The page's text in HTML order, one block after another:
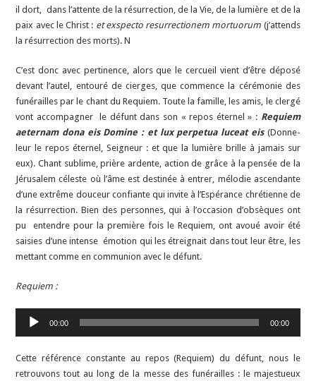
il dort, dans l’attente de la résurrection, de la Vie, de la lumière et de la
paix avec le Christ : et exspecto resurrectionem mortuorum (j’attends
la résurrection des morts). N
C’est donc avec pertinence, alors que le cercueil vient d’être déposé
devant l’autel, entouré de cierges, que commence la cérémonie des
funérailles par le chant du Requiem. Toute la famille, les amis, le clergé
vont accompagner le défunt dans son « repos éternel » : Requiem
aeternam dona eis Domine : et lux perpetua luceat eis (Donne-
leur le repos éternel, Seigneur : et que la lumière brille à jamais sur
eux). Chant sublime, prière ardente, action de grâce à la pensée de la
Jérusalem céleste où l’âme est destinée à entrer, mélodie ascendante
d’une extrême douceur confiante qui invite à l’Espérance chrétienne de
la résurrection. Bien des personnes, qui à l’occasion d’obsèques ont
pu entendre pour la première fois le Requiem, ont avoué avoir été
saisies d’une intense émotion qui les étreignait dans tout leur être, les
mettant comme en communion avec le défunt.
Requiem :
Lecteur
audio
00:00 00:00
Cette référence constante au repos (Requiem) du défunt, nous le
retrouvons tout au long de la messe des funérailles : le majestueux